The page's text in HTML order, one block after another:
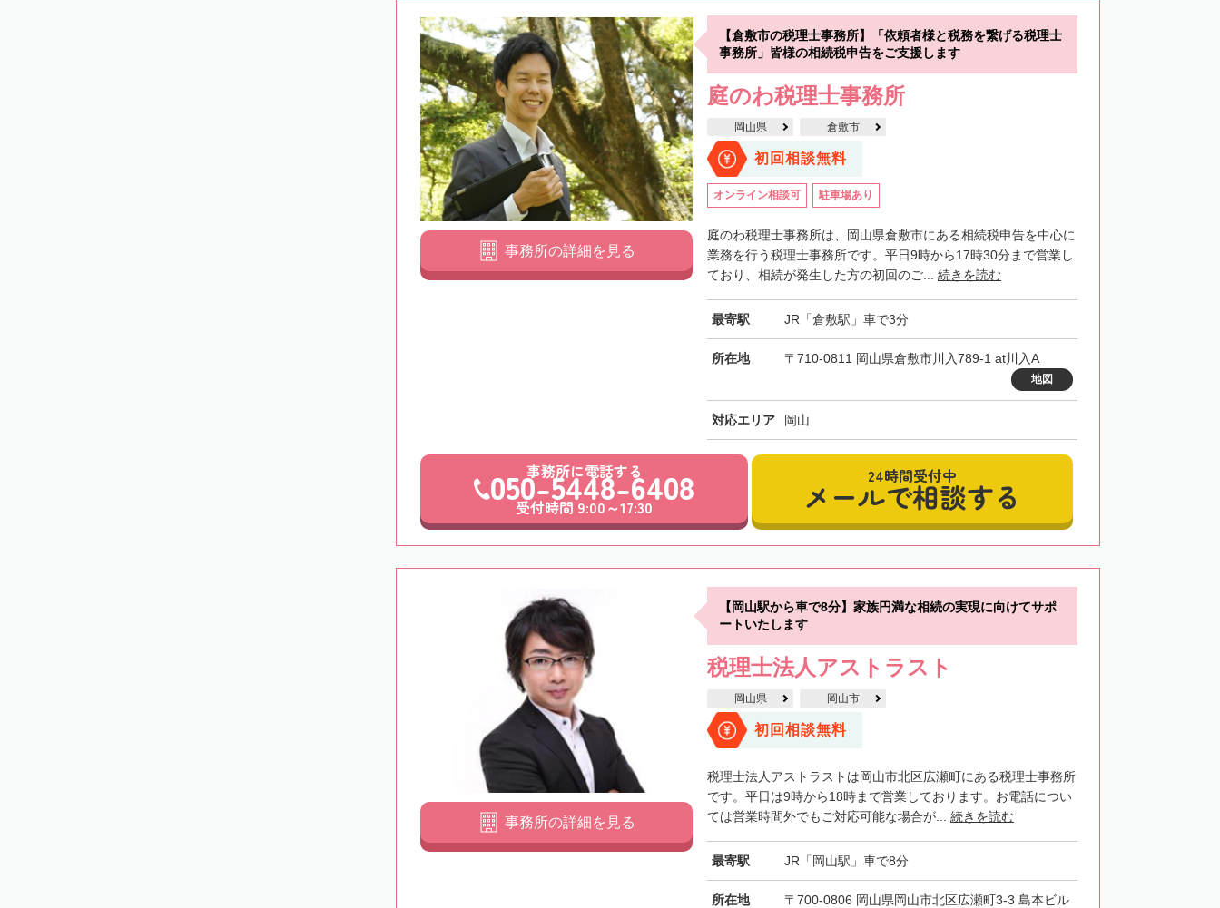
【倉敷市の税理士事務所】「依頼者様と税務を繋げる税理士
事務所」皆様の相続税申告をご支援します
庭のわ税理士事務所
岡山県 倉敷市
初回相談無料
オンライン相談可 駐車場あり
庭のわ税理士事務所は、岡山県倉敷市にある相続税申告を中心に
業務を行う税理士事務所です。平日9時から17時30分まで営業し
ており、相続が発生した方の初回のご... 続きを読む
最寄駅 JR「倉敷駅」車で3分
所在地 〒710-0811 岡山県倉敷市川入789-1 at川入A
地図
対応エリア 岡山
事務所の詳細を見る
事務所に電話する
050-5448-6408
受付時間 9:00～17:30
24時間受付中
メールで相談する
【岡山駅から車で8分】家族円満な相続の実現に向けてサポ
ートいたします
税理士法人アストラスト
岡山県 岡山市
初回相談無料
税理士法人アストラストは岡山市北区広瀬町にある税理士事務所
です。平日は9時から18時まで営業しております。お電話につい
ては営業時間外でもご対応可能な場合が... 続きを読む
最寄駅 JR「岡山駅」車で8分
所在地
〒700-0806 岡山県岡山市北区広瀬町3-3 島本ビル
事務所の詳細を見る